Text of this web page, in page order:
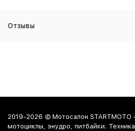
Отзывы
2019-2026 © Мотосалон STARTMOTO
мотоциклы, энудро, питбайки.